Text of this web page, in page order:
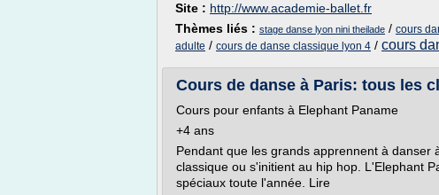
Site : http://www.academie-ballet.fr
Thèmes liés : stage danse lyon nini theilade / cours
adulte / cours de danse classique lyon 4 / cours
Cours de danse à Paris: tous les
Cours pour enfants à Elephant Paname
+4 ans
Pendant que les grands apprennent à danser
classique ou s'initient au hip hop. L'Elephant
spéciaux toute l'année. Lire